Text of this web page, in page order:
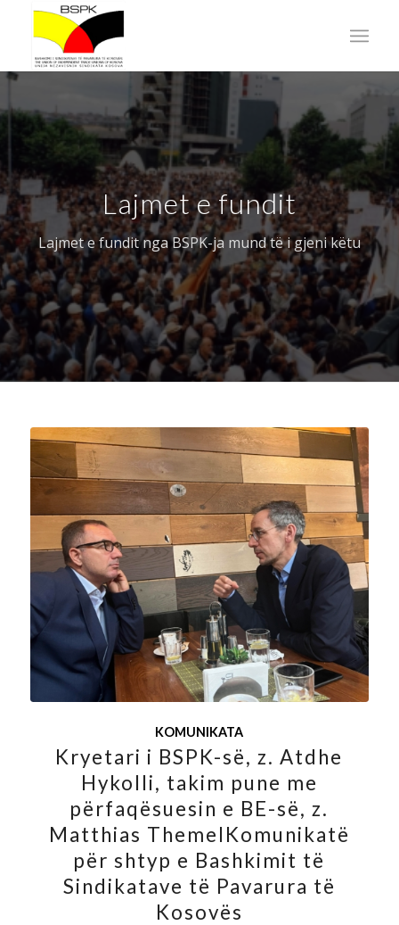
Lajmet e fundit
Lajmet e fundit nga BSPK-ja mund të i gjeni këtu
KOMUNIKATA
Kryetari i BSPK-së, z. Atdhe
Hykolli, takim pune me
përfaqësuesin e BE-së, z.
Matthias ThemelKomunikatë
për shtyp e Bashkimit të
Sindikatave të Pavarura të
Kosovës